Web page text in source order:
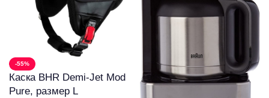
-55%
Каска BHR Demi-Jet Mod
Pure, размер L